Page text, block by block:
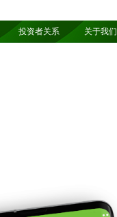
投资者关系 关于我们